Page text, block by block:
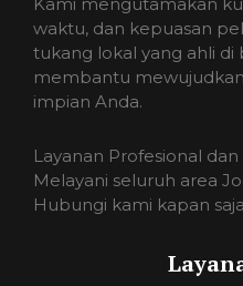
Kami mengutamakan
waktu, dan kepuasan
tukang lokal yang ahli di
membantu
impian Anda.
Layanan Profesional
Melayani seluruh area
Hubungi kami kapan